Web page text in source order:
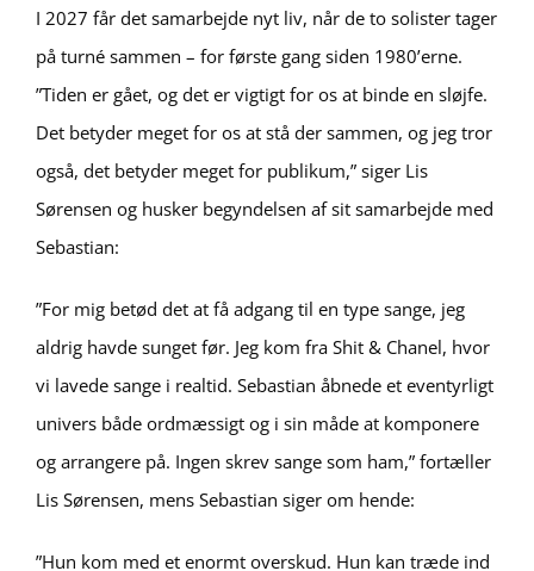
I 2027 får det samarbejde nyt liv, når de to solister tager
på turné sammen – for første gang siden 1980’erne.
”Tiden er gået, og det er vigtigt for os at binde en sløjfe.
Det betyder meget for os at stå der sammen, og jeg tror
også, det betyder meget for publikum,” siger Lis
Sørensen og husker begyndelsen af sit samarbejde med
Sebastian:
”For mig betød det at få adgang til en type sange, jeg
aldrig havde sunget før. Jeg kom fra Shit & Chanel, hvor
vi lavede sange i realtid. Sebastian åbnede et eventyrligt
univers både ordmæssigt og i sin måde at komponere
og arrangere på. Ingen skrev sange som ham,” fortæller
Lis Sørensen, mens Sebastian siger om hende:
”Hun kom med et enormt overskud. Hun kan træde ind